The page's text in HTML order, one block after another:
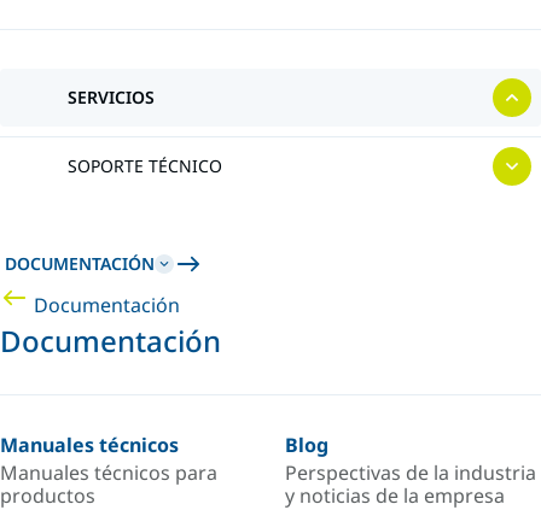
SERVICIOS
SOPORTE TÉCNICO
DOCUMENTACIÓN
Documentación
Documentación
Manuales técnicos
Manuales técnicos para
productos
Blog
Perspectivas de la industria
y noticias de la empresa